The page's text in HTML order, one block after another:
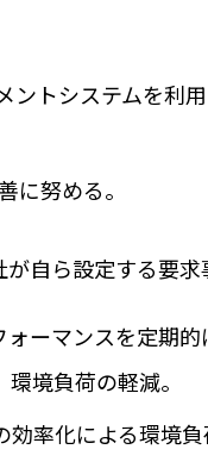
トシステムを利
に努める。
自ら設定する要
ーマンスを定期的
境負荷の軽減。
率化による環境負